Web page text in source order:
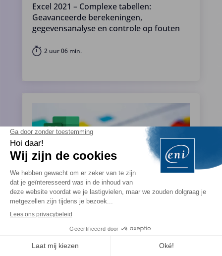
Excel 2021 – Complexe tabellen:
Geavanceerde berekeningen,
gegevensanalyse en controle op fouten
2 uur 06 min.
Excel 2021 – Tabellen afronden: Opmaken